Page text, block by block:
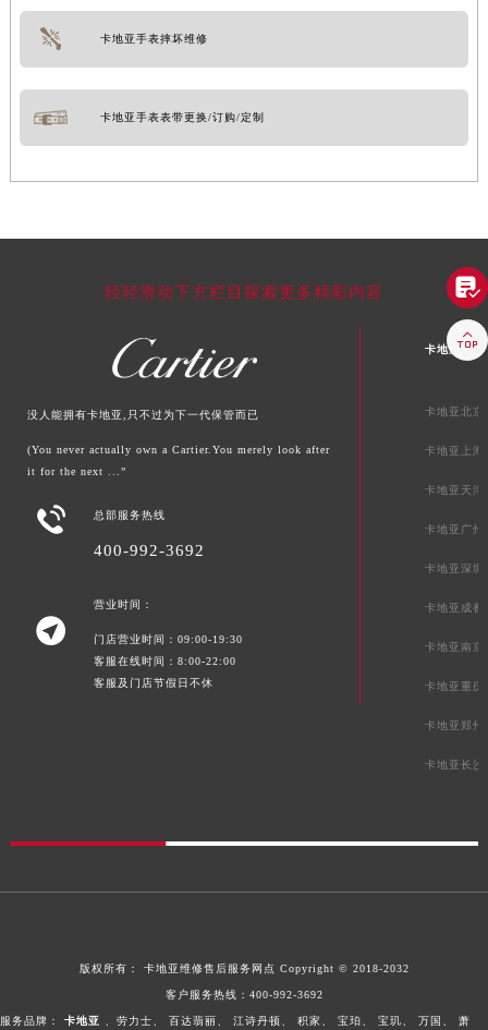
卡地亚手表摔坏维修
卡地亚手表表带更换/订购/定制
轻轻滑动下方栏目探索更多精彩内容
没人能拥有卡地亚,只不过为下一代保管而已
(You never actually own a Cartier.You merely look after
it for the next ...”
 总部服务热线
400-992-3692

营业时间：
门店营业时间：09:00-19:30
客服在线时间：8:00-22:00
客服及门店节假日不休
卡地亚中国
卡地亚北京
卡地亚上海
卡地亚天津
卡地亚广州
卡地亚深圳
卡地亚成都
卡地亚南京
卡地亚重庆
卡地亚郑州
卡地亚长沙
版权所有： 卡地亚维修售后服务网点 Copyright © 2018-2032
客户服务热线： 400-992-3692
服务品牌： 卡地亚 、劳力士、 百达翡丽、 江诗丹顿、 积家、 宝珀、 宝玑、 万国、 萧

